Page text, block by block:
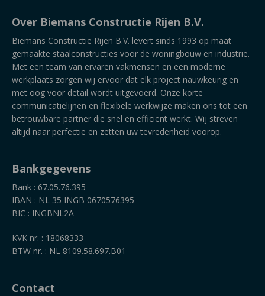
Over Biemans Constructie Rijen B.V.
Biemans Constructie Rijen B.V. levert sinds 1993 op maat
gemaakte staalconstructies voor de woningbouw en industrie.
Met een team van ervaren vakmensen en een moderne
werkplaats zorgen wij ervoor dat elk project nauwkeurig en
met oog voor detail wordt uitgevoerd. Onze korte
communicatielijnen en flexibele werkwijze maken ons tot een
betrouwbare partner die snel en efficiënt werkt. Wij streven
altijd naar perfectie en zetten uw tevredenheid voorop.
Bankgegevens
Bank : 67.05.76.395
IBAN : NL 35 INGB 0670576395
BIC : INGBNL2A
KVK nr. : 18068333
BTW nr. : NL 8109.58.697.B01
Contact